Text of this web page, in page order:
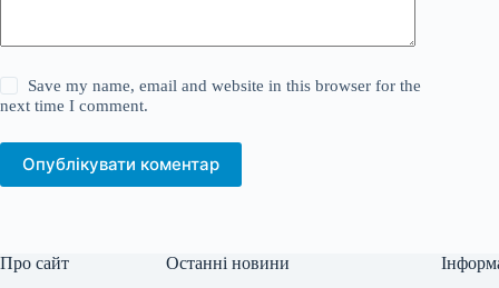
Save my name, email and website in this browser for the
next time I comment.
Опублікувати коментар
Про сайт Останні новини